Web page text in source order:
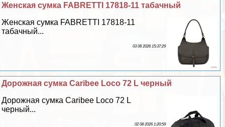
Женская сумка FABRETTI 17818-11 табачный
Женская сумка FABRETTI 17818-11
табачный...
03 08 2026 15:37:29
Дорожная сумка Caribee Loco 72 L черный
Дорожная сумка Caribee Loco 72 L
черный...
02 08 2026 1:20:59